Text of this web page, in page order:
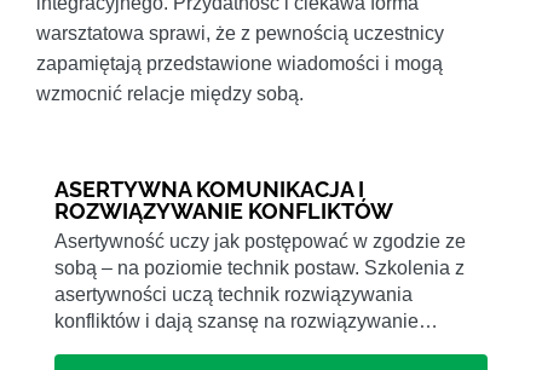
warsztatowa sprawi, że z pewnością uczestnicy
zapamiętają przedstawione wiadomości i mogą
wzmocnić relacje między sobą.
ASERTYWNA KOMUNIKACJA I
ROZWIĄZYWANIE KONFLIKTÓW
Asertywność uczy jak postępować w zgodzie ze
sobą – na poziomie technik postaw. Szkolenia z
asertywności uczą technik rozwiązywania
konfliktów i dają szansę na rozwiązywanie…